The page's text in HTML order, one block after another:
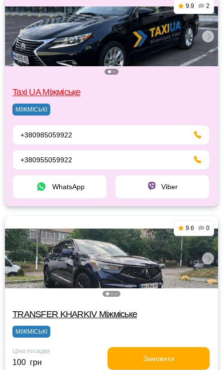
9.9 2
Taxi UA Міжміське
МІЖМІСЬКІ
+380985059922
+380955059922
WhatsApp Viber
9.6 0
TRANSFER KHARKIV Міжміське
МІЖМІСЬКІ
Ціна посадки
100 грн Замовити